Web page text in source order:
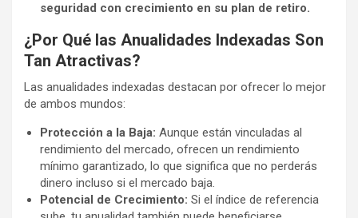
seguridad con crecimiento en su plan de retiro.
¿Por Qué las Anualidades Indexadas Son
Tan Atractivas?
Las anualidades indexadas destacan por ofrecer lo mejor
de ambos mundos:
Protección a la Baja: Aunque están vinculadas al
rendimiento del mercado, ofrecen un rendimiento
mínimo garantizado, lo que significa que no perderás
dinero incluso si el mercado baja.
Potencial de Crecimiento: Si el índice de referencia